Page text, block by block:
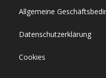
Allgemeine
Datenschutzerklärung
Cookies